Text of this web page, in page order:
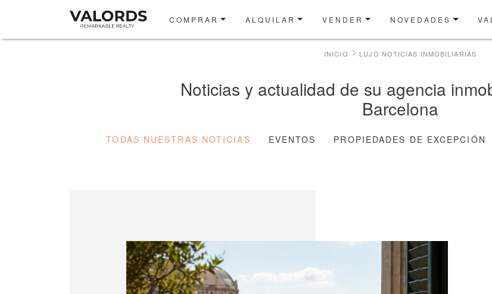
COMPRAR ALQUILAR VENDER NOVEDADES
INICIO LUJO NOTICIAS INMOBILIARIAS
Noticias y actualidad de su agencia
Barcelona
TODAS NUESTRAS NOTICIAS EVENTOS PROPIEDADES DE EXCEPCIÓN